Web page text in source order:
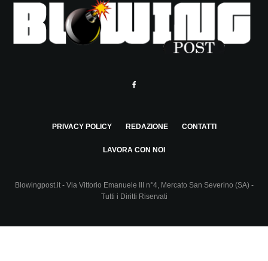
PRIVACY POLICY REDAZIONE CONTATTI
LAVORA CON NOI
Blowingpost.it - Via Vittorio Emanuele III n°4, Mercato San Severino (SA) -
Tutti i Diritti Riservati